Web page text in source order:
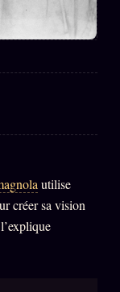
utilise
créer sa vision